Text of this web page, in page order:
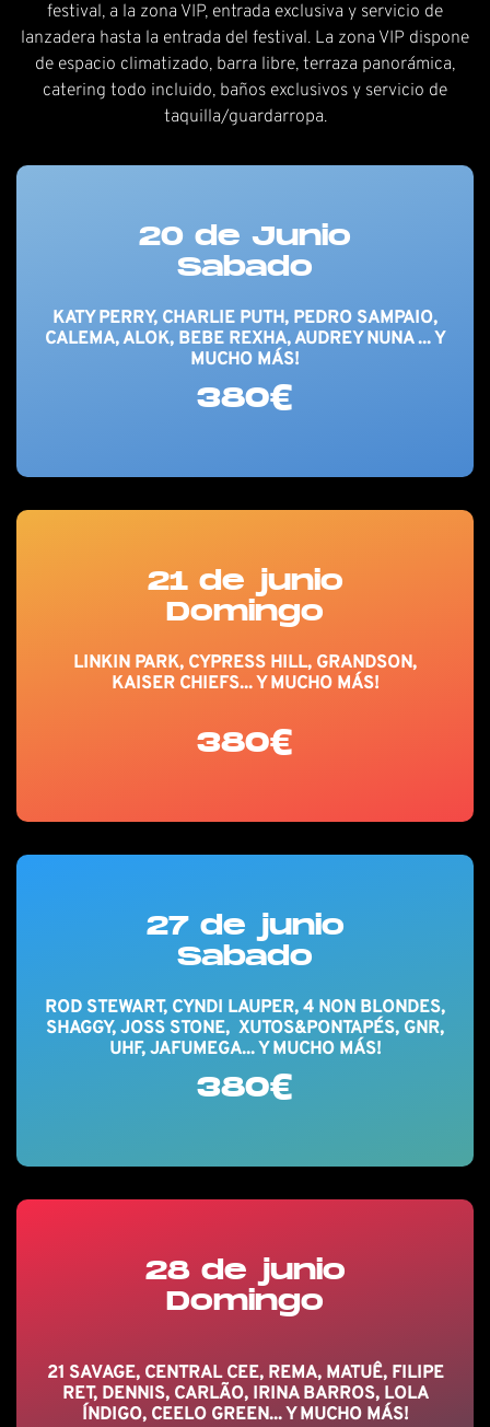
festival, a la zona VIP, entrada exclusiva y servicio de
lanzadera hasta la entrada del festival. La zona VIP dispone
de espacio climatizado, barra libre, terraza panorámica,
catering todo incluido, baños exclusivos y servicio de
taquilla/guardarropa.
20 de Junio
Sabado
KATY PERRY, CHARLIE PUTH, PEDRO SAMPAIO,
CALEMA, ALOK, BEBE REXHA, AUDREY NUNA ... Y
MUCHO MÁS!
380€
21 de junio
Domingo
LINKIN PARK, CYPRESS HILL, GRANDSON,
KAISER CHIEFS... Y MUCHO MÁS!
380€
27 de junio
Sabado
ROD STEWART, CYNDI LAUPER, 4 NON BLONDES,
SHAGGY, JOSS STONE, XUTOS&PONTAPÉS, GNR,
UHF, JAFUMEGA... Y MUCHO MÁS!
380€
28 de junio
Domingo
21 SAVAGE, CENTRAL CEE, REMA, MATUÊ, FILIPE
RET, DENNIS, CARLÃO, IRINA BARROS, LOLA
ÍNDIGO, CEELO GREEN... Y MUCHO MÁS!